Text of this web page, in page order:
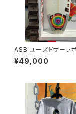
ASB ユーズドサーフ
ョートボード
¥49,000